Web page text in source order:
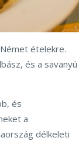
ételekre.
és a savanyú
és
a
délkeleti